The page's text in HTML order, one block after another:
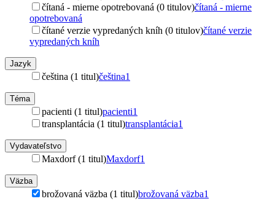
čítaná - mierne opotrebovaná (0 titulov)čítaná - mierne
opotrebovaná
čítané verzie vypredaných kníh (0 titulov)čítané verzie
vypredaných kníh
Jazyk
čeština (1 titul)čeština1
Téma
pacienti (1 titul)pacienti1
transplantácia (1 titul)transplantácia1
Vydavateľstvo
Maxdorf (1 titul)Maxdorf1
Väzba
brožovaná väzba (1 titul)brožovaná väzba1